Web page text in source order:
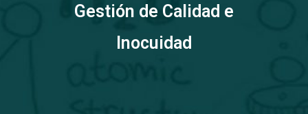
Gestión de Calidad e
Inocuidad